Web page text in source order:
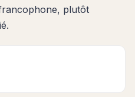
plutôt